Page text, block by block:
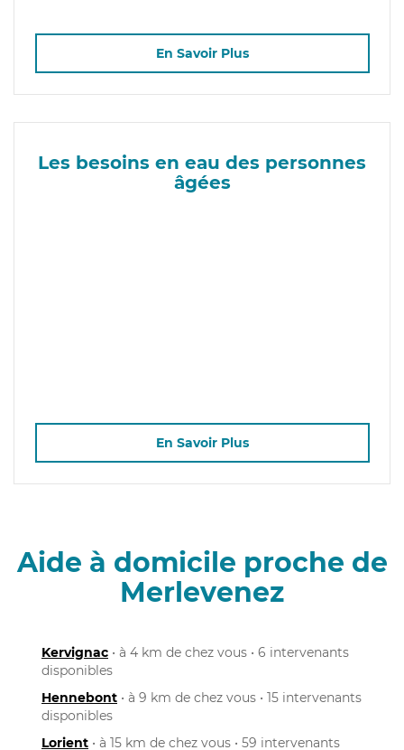
En Savoir Plus
Les besoins en eau des personnes
âgées
En Savoir Plus
Aide à domicile proche de
Merlevenez
Kervignac • à 4 km de chez vous • 6 intervenants
disponibles
Hennebont • à 9 km de chez vous • 15 intervenants
disponibles
Lorient • à 15 km de chez vous • 59 intervenants